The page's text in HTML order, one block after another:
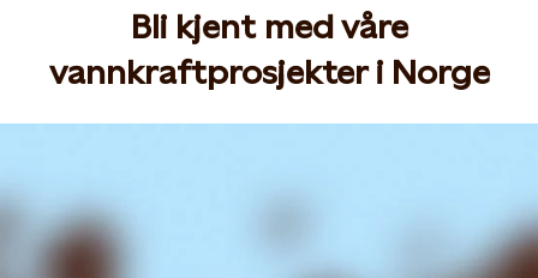
Bli kjent med våre
vannkraftprosjekter i Norge